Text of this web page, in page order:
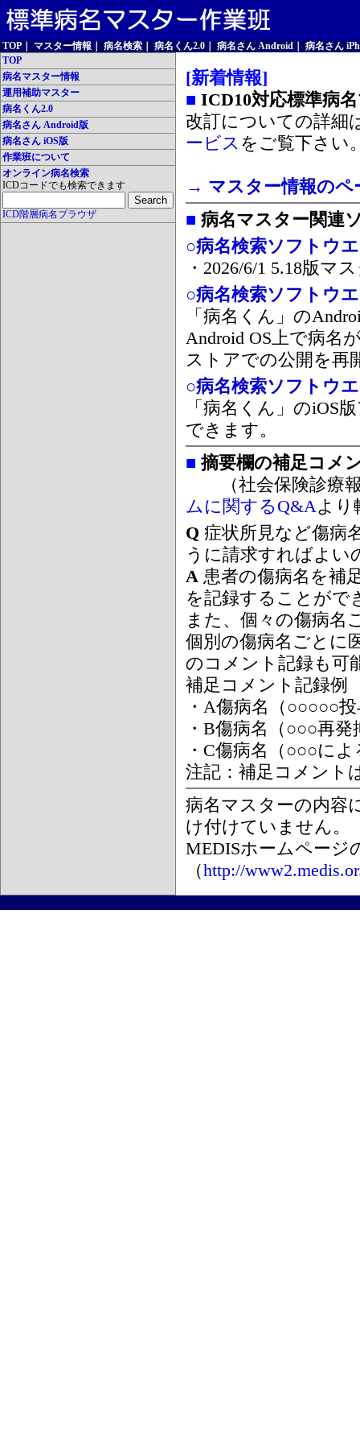
TOP マスター情報 病名検索 病名くん2.0 病名さん Android
病名さん
TOP
病名マスター情報
運用補助マスター
病名くん2.0
病名さん Android版
病名さん iOS版
作業班について
オンライン病名検索
ICDコードでも検索できます
ICD階層病名ブラウザ
[新着情報]
■ ICD10対応標準病
改訂についての詳細
ービス をご覧下さい
→ マスター情報のペ
■ 病名マスター関連
○病名検索ソフトウ
・2026/6/1 5.18版マ
○病名検索ソフトウ
「病名くん」の
Android OS上で病名
ストアでの公開を再
○病名検索ソフトウ
「病名くん」のiOS
できます。
■ 摘要欄の補足コメ
（社会保険診療報
ムに関するQ&Aより
Q 症状所見など傷病
うに請求すればよい
A 患者の傷病名を補
を記録することがで
また、個々の傷病名
個別の傷病名ごとに
のコメント記録も可
補足コメント記録例
・A傷病名（○○○○○
・B傷病名（○○○再
・C傷病名（○○○に
注記：補足コメント
病名マスターの内容
け付けていません。
MEDISホームページ
（http://